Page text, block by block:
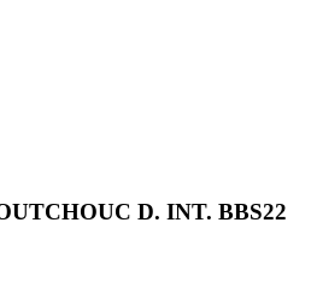
D. INT. BBS22